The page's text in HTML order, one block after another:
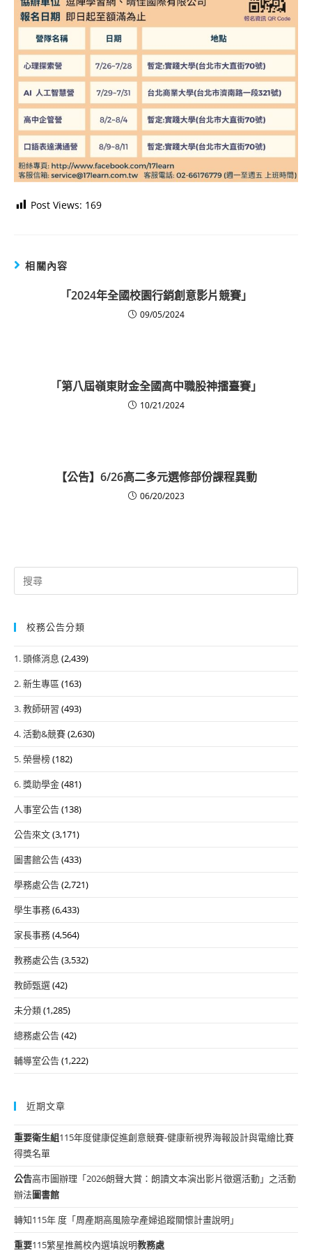
Post Views: 169
相關內容
「2024年全國校園行銷創意影片競賽」
09/05/2024
「第八屆嶺東財金全國高中職股神擂臺賽」
10/21/2024
【公告】6/26高二多元選修部份課程異動
06/20/2023
Search
for:
校務公告分類
1. 頭條消息 (2,439)
2. 新生專區 (163)
3. 教師研習 (493)
4. 活動&競賽(2,630)
5. 榮譽榜(182)
6. 獎助學金(481)
人事室公告(138)
公告來文(3,171)
圖書館公告(433)
學務處公告(2,721)
學生事務(6,433)
家長事務(4,564)
教務處公告(3,532)
教師甄選(42)
未分類(1,285)
總務處公告(42)
輔導室公告(1,222)
近期文章
重要衛生組115年度健康促進創意競賽-健康新視界海報設計與電繪比賽
得獎名單
公告高市圖辦理「2026朗聲大賞：朗讀文本演出影片徵選活動」之活動
辦法圖書館
轉知115年 度「周產期高風險孕產婦追蹤關懷計畫說明」
重要115繁星推薦校內選填說明教務處